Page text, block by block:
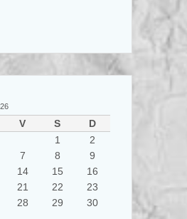
V S
D
1
2
7 8
9
14 15
16
21 22
23
28 29
30